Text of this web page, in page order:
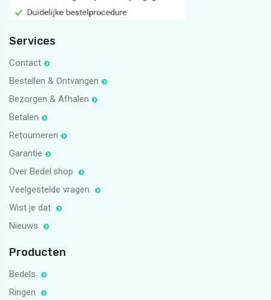
Services
Contact
Bestellen & Ontvangen
Bezorgen & Afhalen
Betalen
Retourneren
Garantie
Over Bedel.shop
Veelgestelde vragen
Wist je dat
Nieuws
Producten
Bedels
Ringen